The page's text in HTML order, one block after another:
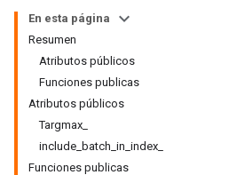
En esta página
Resumen
Atributos públicos
Funciones publicas
Atributos públicos
Targmax_
include_batch_in_index_
Funciones publicas